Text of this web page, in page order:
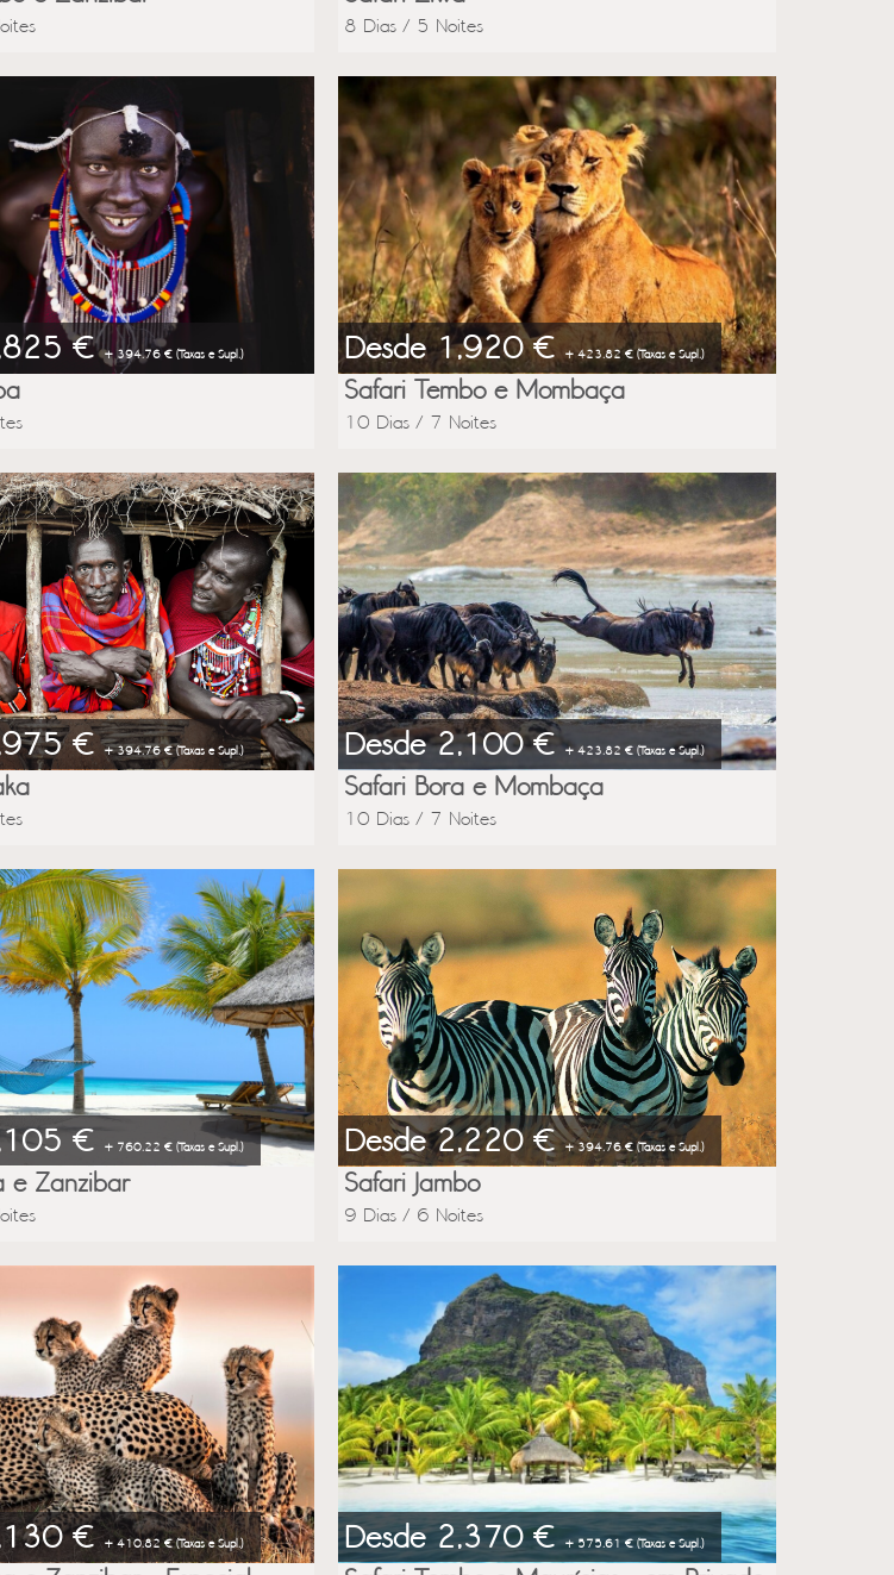
8 Dias / 5 Noites
€+ 394.76 € (Taxas e Supl.) Desde 1,920 €+ 423.82 € (Taxas e Supl.)
Safari Tembo e Mombaça
10 Dias / 7 Noites
€+ 394.76 € (Taxas e Supl.) Desde 2,100 €+ 423.82 € (Taxas e Supl.)
Safari Bora e Mombaça
10 Dias / 7 Noites
€ + 760.22 € (Taxas e Supl.)
e Zanzibar
Desde 2,220 €+ 394.76 € (Taxas e Supl.)
Safari Jambo
9 Dias / 6 Noites
€+ 410.82 € (Taxas e Supl.) Desde 2,370 € + 575.61 € (Taxas e Supl.)